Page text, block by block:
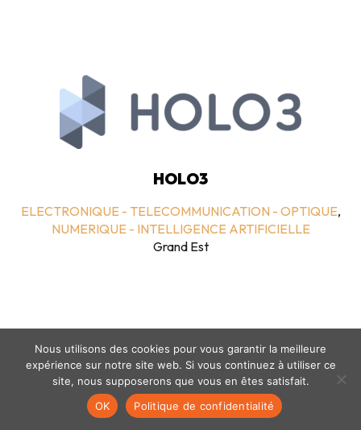
HOLO3
ELECTRONIQUE - TELECOMMUNICATION - OPTIQUE,
NUMERIQUE - INTELLIGENCE ARTIFICIELLE
Grand Est
Mentions légales - politique de confidentialité
Nous utilisons des cookies pour vous garantir la meilleure
expérience sur notre site web. Si vous continuez à utiliser ce
site, nous supposerons que vous en êtes satisfait.
OK
Politique de confidentialité